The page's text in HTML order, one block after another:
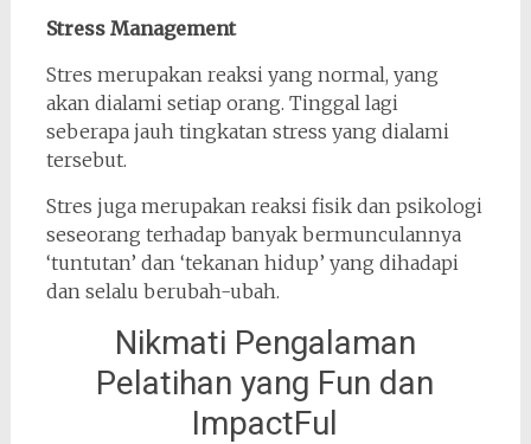
Stress Management
Stres merupakan reaksi yang normal, yang
akan dialami setiap orang. Tinggal lagi
seberapa jauh tingkatan stress yang dialami
tersebut.
Stres juga merupakan reaksi fisik dan psikologi
seseorang terhadap banyak bermunculannya
‘tuntutan’ dan ‘tekanan hidup’ yang dihadapi
dan selalu berubah-ubah.
Nikmati Pengalaman
Pelatihan yang Fun dan
ImpactFul